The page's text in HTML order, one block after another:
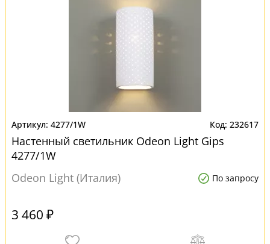
4277/1W 232617
Настенный светильник Odeon Light Gips
4277/1W
Odeon Light (Италия)
По запросу
3 460 ₽